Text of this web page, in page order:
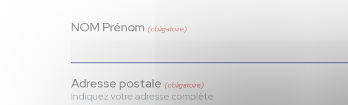
NOM Prénom (obligatoire)
Adresse postale (obligatoire)
Indiquez votre adresse complète